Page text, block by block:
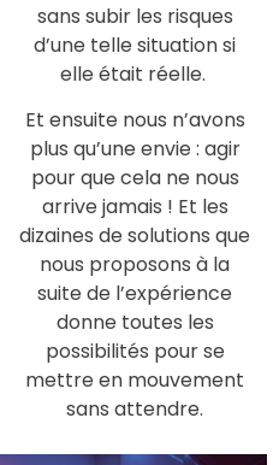
elle était réelle.
Et ensuite nous n’avons
plus qu’une envie : agir
pour que cela ne nous
arrive jamais ! Et les
dizaines de solutions que
nous proposons à la
suite de l’expérience
donne toutes les
possibilités pour se
mettre en mouvement
sans attendre.